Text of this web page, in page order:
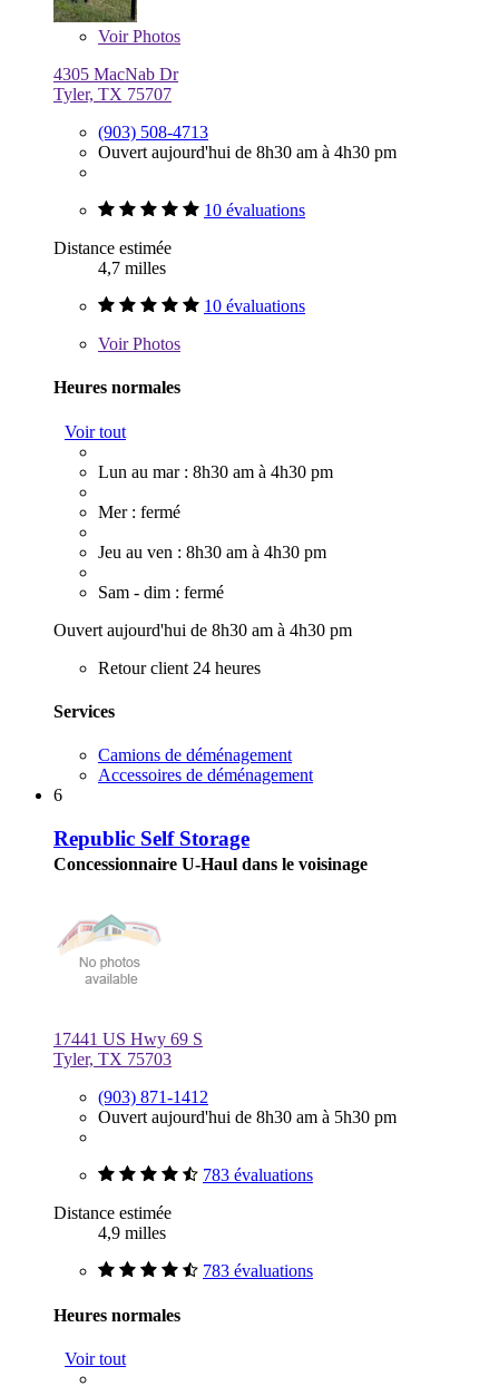
VoirPhotos
4305 MacNab Dr
Tyler, TX 75707
(903) 508-4713
Ouvert aujourd'hui de 8h30 am à 4h30 pm
10 évaluations
Distance estimée
4,7 milles
10 évaluations
VoirPhotos
Heures normales
Voir tout
Lun au mar : 8h30 am à 4h30 pm
Mer : fermé
Jeu au ven : 8h30 am à 4h30 pm
Sam - dim : fermé
Ouvert aujourd'hui de 8h30 am à 4h30 pm
Retour client 24 heures
Services
Camions de déménagement
Accessoires de déménagement
6
Republic Self Storage
Concessionnaire U-Haul dans le voisinage
17441 US Hwy 69 S
Tyler, TX 75703
(903) 871-1412
Ouvert aujourd'hui de 8h30 am à 5h30 pm
783 évaluations
Distance estimée
4,9 milles
783 évaluations
Heures normales
Voir tout